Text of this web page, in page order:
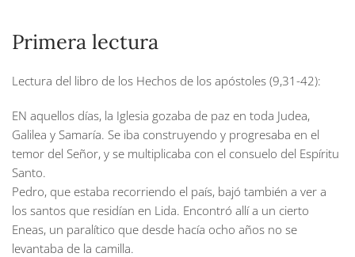
Primera lectura
Lectura del libro de los Hechos de los apóstoles (9,31-42):
EN aquellos días, la Iglesia gozaba de paz en toda Judea,
Galilea y Samaría. Se iba construyendo y progresaba en el
temor del Señor, y se multiplicaba con el consuelo del Espíritu
Santo.
Pedro, que estaba recorriendo el país, bajó también a ver a
los santos que residían en Lida. Encontró allí a un cierto
Eneas, un paralítico que desde hacía ocho años no se
levantaba de la camilla.